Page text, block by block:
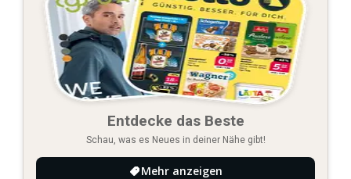
Entdecke das Beste
Schau, was es Neues in deiner Nähe gibt!
Mehr anzeigen